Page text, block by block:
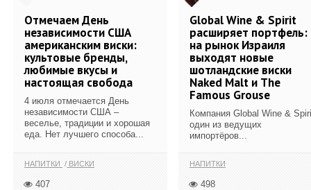
Отмечаем День
независимости США
американским виски:
культовые бренды,
любимые вкусы и
настоящая свобода
4 июля отмечается День
независимости США –
веселье, традиции и хорошая
еда. Нет лучшего способа...
НАПИТКИ ВИСКИ
407
Global Wine & Spirit
расширяет портфель:
на рынок Израиля
выходят новые
шотландские виски
Naked Malt и The
Famous Grouse
Компания Global Wine &
один из ведущих
импортёров...
НАПИТКИ
498